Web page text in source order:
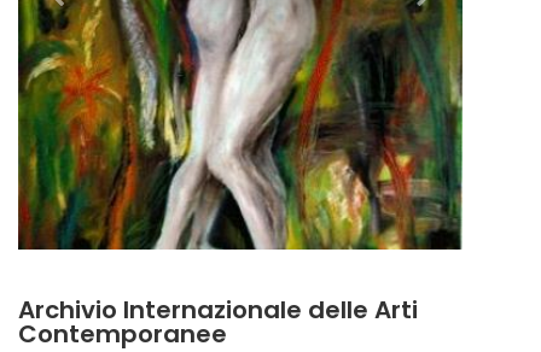
Archivio Internazionale delle Arti
Contemporanee